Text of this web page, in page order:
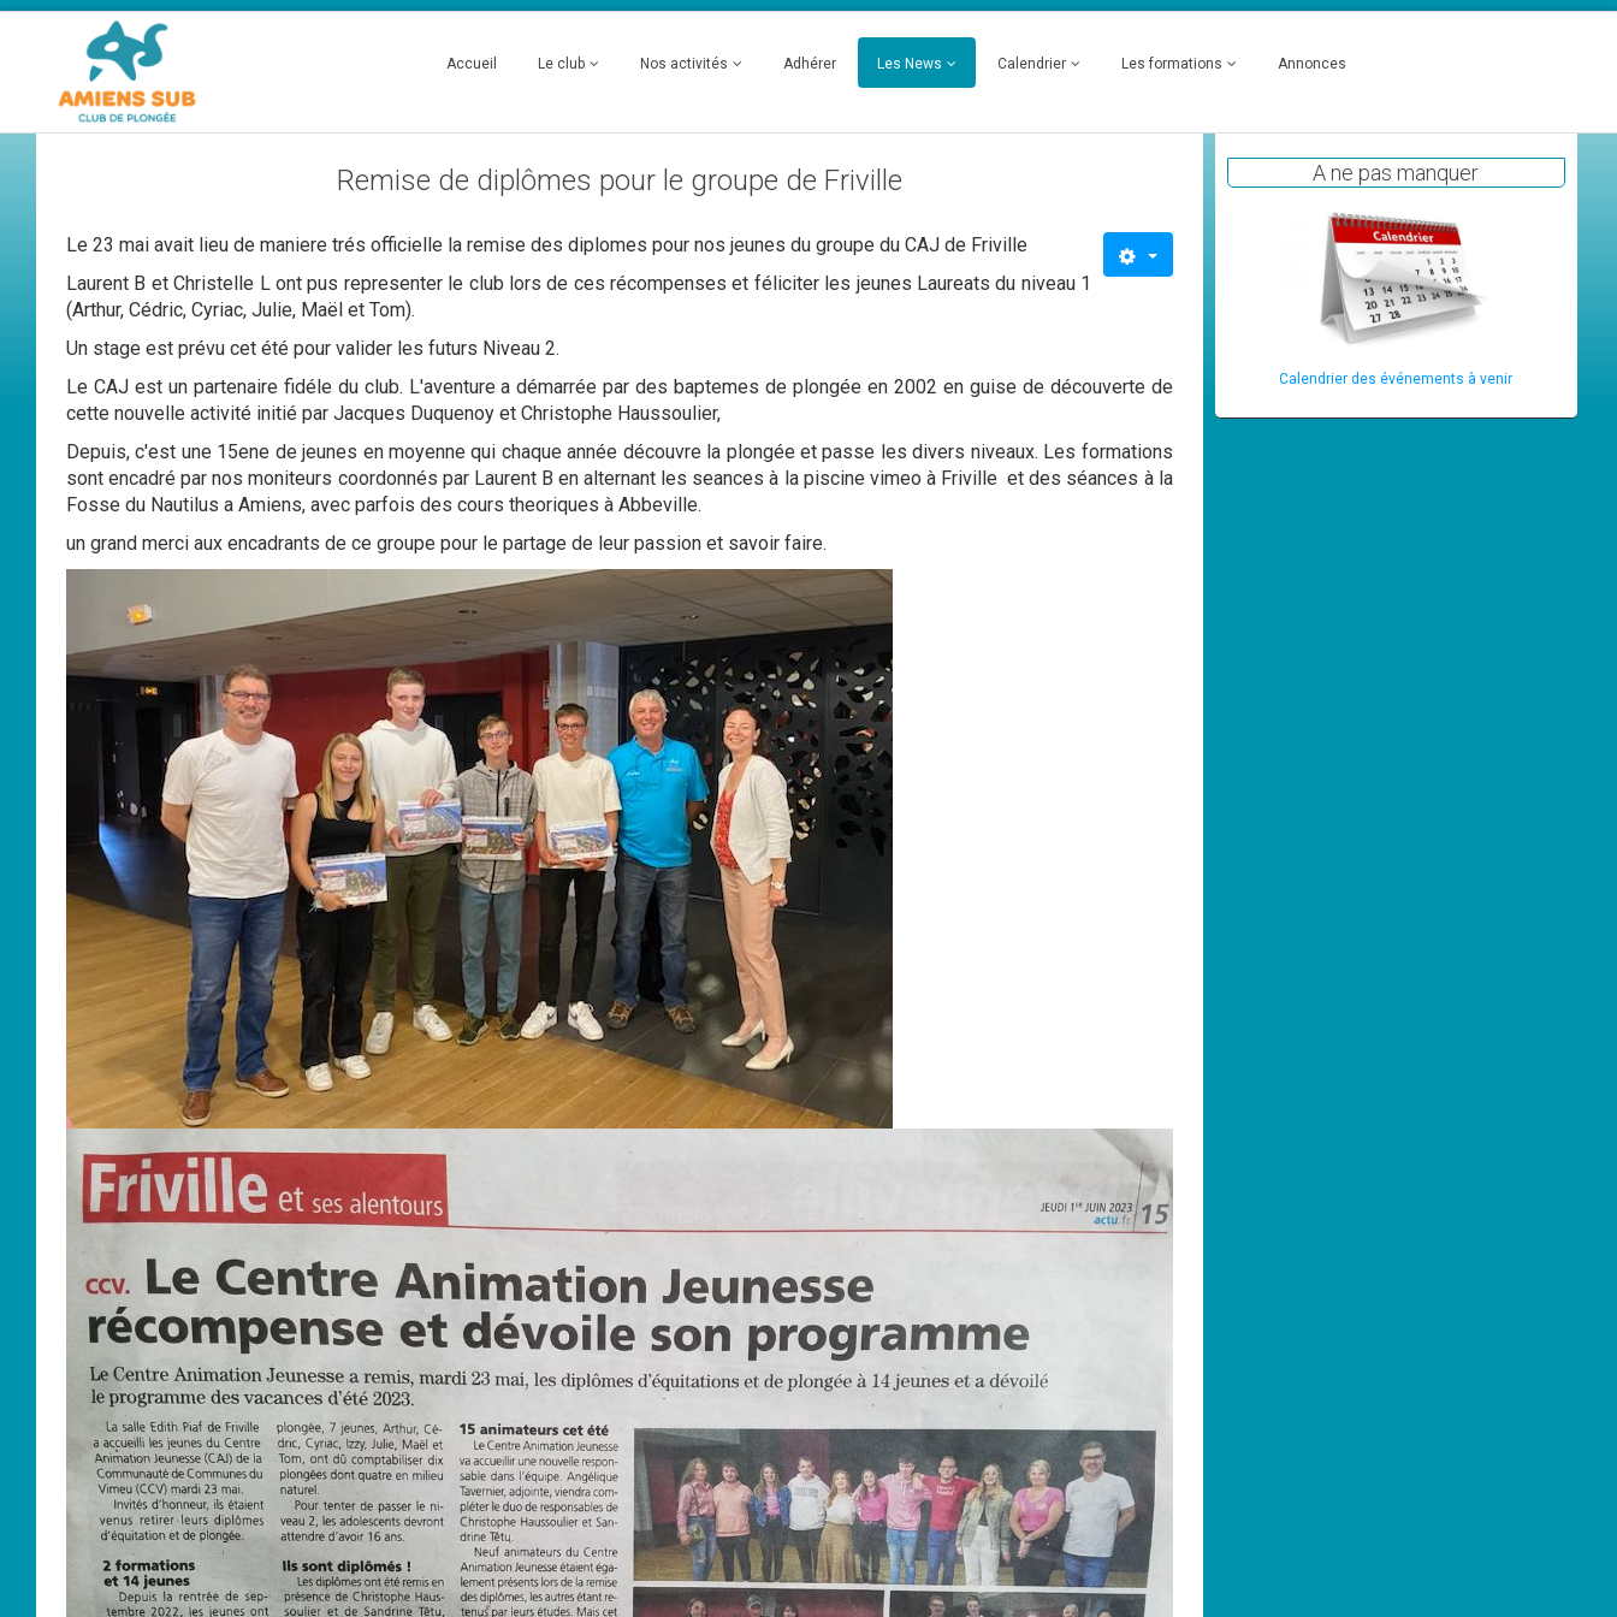
Accueil Le club Nos activités Adhérer Les News Calendrier Les formations Annonces
Remise de diplômes pour le groupe de Friville
Le 23 mai avait lieu de maniere trés officielle la remise des diplomes pour nos jeunes du groupe du CAJ de Friville
Laurent B et Christelle L ont pus representer le club lors de ces récompenses et féliciter les jeunes Laureats du niveau 1
(Arthur, Cédric, Cyriac, Julie, Maël et Tom).
Un stage est prévu cet été pour valider les futurs Niveau 2.
Le CAJ est un partenaire fidéle du club. L'aventure a démarrée par des baptemes de plongée en 2002 en guise de découverte de
cette nouvelle activité initié par Jacques Duquenoy et Christophe Haussoulier,
Depuis, c'est une 15ene de jeunes en moyenne qui chaque année découvre la plongée et passe les divers niveaux. Les formations
sont encadré par nos moniteurs coordonnés par Laurent B en alternant les seances à la piscine vimeo à Friville et des séances à la
Fosse du Nautilus a Amiens, avec parfois des cours theoriques à Abbeville.
un grand merci aux encadrants de ce groupe pour le partage de leur passion et savoir faire.
A ne pas manquer
Calendrier des événements à venir